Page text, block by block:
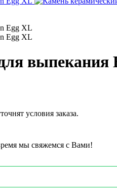
выпекания
условия заказа.
мы свяжемся с Вами!